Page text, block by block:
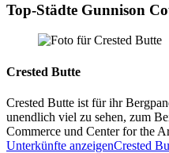
Top-Städte Gunnison
Crested Butte
Crested Butte ist für ihr
unendlich viel zu sehen, zum
Commerce und Center for the
Unterkünfte anzeigenCrested